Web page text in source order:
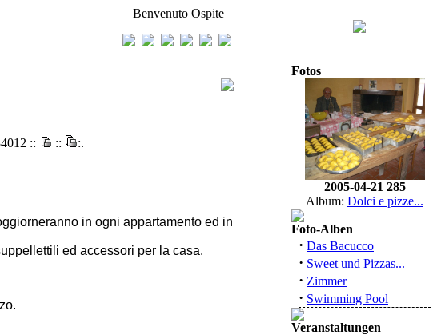
Benvenuto Ospite
::
:: :.
in ogni appartamento ed in
ed accessori per la casa.
Fotos
2005-04-21 285
Album: Dolci e pizze...
Foto-Alben
· Das Bacucco
· Sweet und Pizzas...
· Zimmer
· Swimming Pool
Veranstaltungen